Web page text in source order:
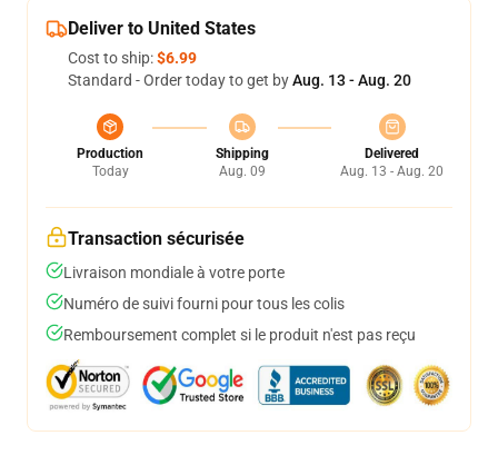
Deliver to United States
Cost to ship:$6.99
Standard - Order today to get byAug. 13 - Aug. 20
Production
Today
Shipping
Aug. 09
Delivered
Aug. 13 - Aug. 20
Transaction sécurisée
Livraison mondiale à votre porte
Numéro de suivi fourni pour tous les colis
Remboursement complet si le produit n'est pas reçu